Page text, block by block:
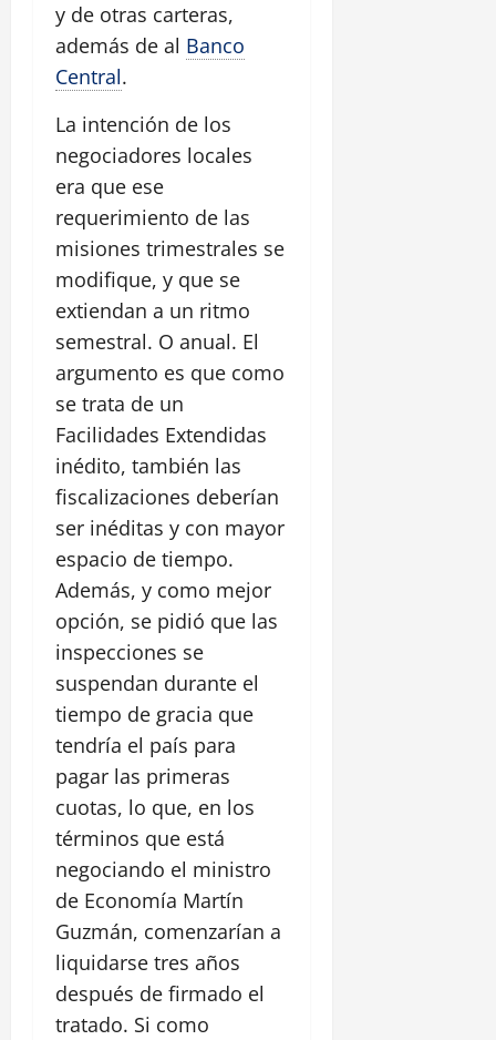
y de otras carteras,
además de al Banco
Central.
La intención de los
negociadores locales
era que ese
requerimiento de las
misiones trimestrales se
modifique, y que se
extiendan a un ritmo
semestral. O anual. El
argumento es que como
se trata de un
Facilidades Extendidas
inédito, también las
fiscalizaciones deberían
ser inéditas y con mayor
espacio de tiempo.
Además, y como mejor
opción, se pidió que las
inspecciones se
suspendan durante el
tiempo de gracia que
tendría el país para
pagar las primeras
cuotas, lo que, en los
términos que está
negociando el ministro
de Economía Martín
Guzmán, comenzarían a
liquidarse tres años
después de firmado el
tratado. Si como